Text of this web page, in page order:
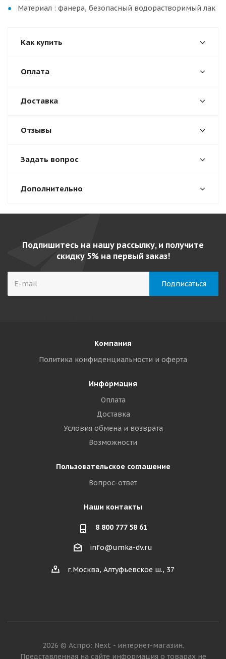
Материал : фанера, безопасный водорастворимый лак
Как купить
Оплата
Доставка
Отзывы
Задать вопрос
Дополнительно
Подпишитесь на нашу рассылку, и получите
скидку 5% на первый заказ!
Компания
Политика конфиденциальности и оферта
Информация
Оплата
Доставка
Условия обмена и возврата
Возможности
Пользовательское соглашение
Вопрос-ответ
Наши контакты
8 800 777 58 61
info@umka-dv.ru
г.Москва, Алтуфьевское ш., 37
2026 © Аспро: Next - интернет-магазин.
Представленная на сайте информация о товарах не